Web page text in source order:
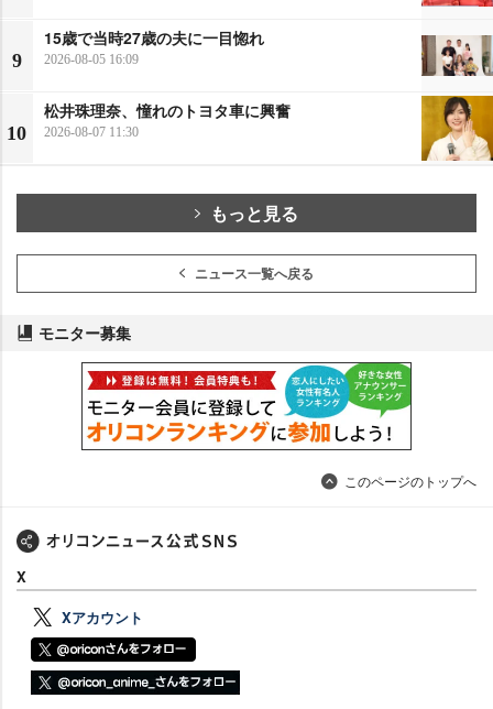
9
15歳で当時27歳の夫に一目惚れ
2026-08-05 16:09
10
松井珠理奈、憧れのトヨタ車に興奮
2026-08-07 11:30
もっと見る
ニュース一覧へ戻る
モニター募集
このページのトップへ
X
Xアカウント